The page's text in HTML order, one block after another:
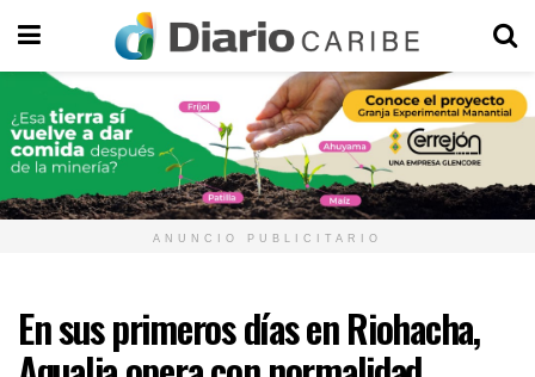
ANUNCIO PUBLICITARIO
En sus primeros días en Riohacha,